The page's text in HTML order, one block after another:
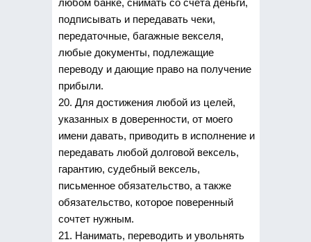
подписывать и передавать чеки,
передаточные, багажные векселя,
любые документы, подлежащие
переводу и дающие право на получение
прибыли.
20. Для достижения любой из целей,
указанных в доверенности, от моего
имени давать, приводить в исполнение и
передавать любой долговой вексель,
гарантию, судебный вексель,
письменное обязательство, а также
обязательство, которое поверенный
сочтет нужным.
21. Нанимать, переводить и увольнять